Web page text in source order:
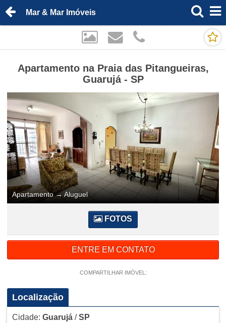
Mar & Mar Imóveis
Apartamento na Praia das Pitangueiras,
Guarujá - SP
Apartamento→ Aluguel
FOTOS
ENTRE EM CONTATO
COMPARTILHAR IMÓVEL:
Localização
Cidade: Guarujá/SP